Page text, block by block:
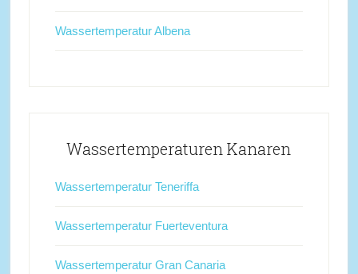
Wassertemperatur Albena
Wassertemperaturen Kanaren
Wassertemperatur Teneriffa
Wassertemperatur Fuerteventura
Wassertemperatur Gran Canaria